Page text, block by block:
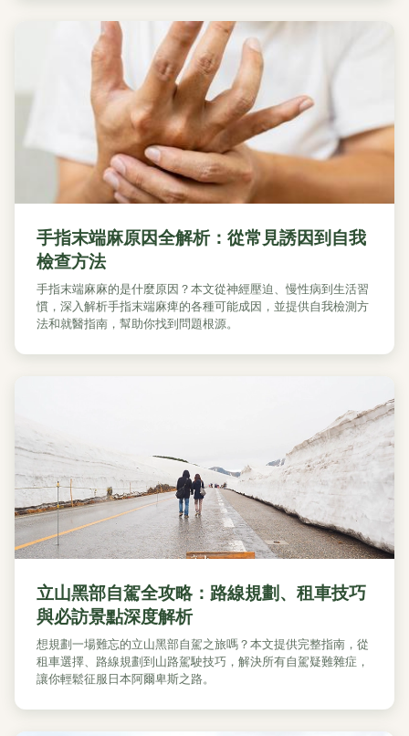
手指末端麻原因全解析：從常見誘因到自我
檢查方法
手指末端麻麻的是什麼原因？本文從神經壓迫、慢性病到生活習
慣，深入解析手指末端麻痺的各種可能成因，並提供自我檢測方
法和就醫指南，幫助你找到問題根源。
立山黑部自駕全攻略：路線規劃、租車技巧
與必訪景點深度解析
想規劃一場難忘的立山黑部自駕之旅嗎？本文提供完整指南，從
租車選擇、路線規劃到山路駕駛技巧，解決所有自駕疑難雜症，
讓你輕鬆征服日本阿爾卑斯之路。